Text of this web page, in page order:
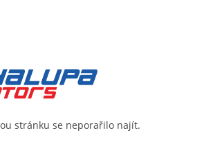
stránku se neporařilo najít.